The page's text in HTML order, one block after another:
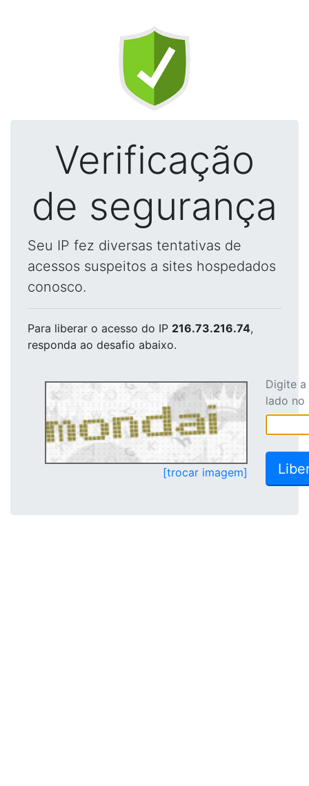
Verificação
de segurança
Seu IP fez diversas tentativas de
acessos suspeitos a sites hospedados
conosco.
Para liberar o acesso do IP 216.73.216.74,
responda ao desafio abaixo.
[trocar imagem]
Digite
lado no